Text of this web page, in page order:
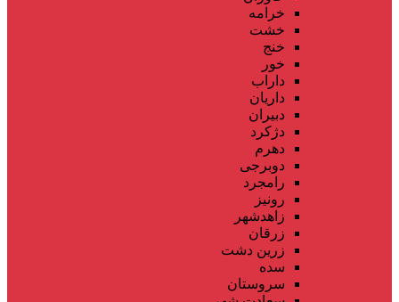
خرامه
خشت
خنج
خور
داراب
داریان
دبیران
دژکرد
دهرم
دوبرجی
رامجرد
رونیز
زاهدشهر
زرقان
زرین دشت
سده
سروستان